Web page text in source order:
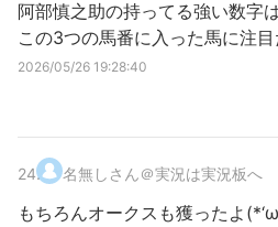
阿部慎之助の持ってる強い
この3つの馬番に入った馬に注
2026/05/26 19:28:40
24. 名無しさん＠実況は実況板へ
もちろんオークスも獲ったよ